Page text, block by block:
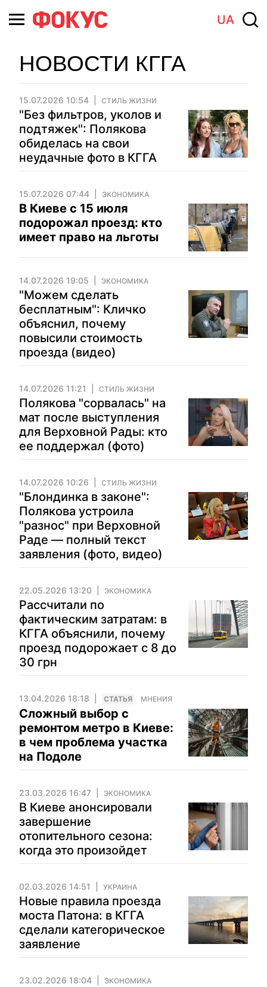
UA
НОВОСТИ КГГА
15.07.2026 10:54 СТИЛЬ ЖИЗНИ
"Без фильтров, уколов и
подтяжек": Полякова
обиделась на свои
неудачные фото в КГГА
15.07.2026 07:44 ЭКОНОМИКА
В Киеве с 15 июля
подорожал проезд: кто
имеет право на льготы
14.07.2026 19:05 ЭКОНОМИКА
"Можем сделать
бесплатным": Кличко
объяснил, почему
повысили стоимость
проезда (видео)
14.07.2026 11:21 СТИЛЬ ЖИЗНИ
Полякова "сорвалась" на
мат после выступления
для Верховной Рады: кто
ее поддержал (фото)
14.07.2026 10:26 СТИЛЬ ЖИЗНИ
"Блондинка в законе":
Полякова устроила
"разнос" при Верховной
Раде — полный текст
заявления (фото, видео)
22.05.2026 13:20 ЭКОНОМИКА
Рассчитали по
фактическим затратам: в
КГГА объяснили, почему
проезд подорожает с 8 до
30 грн
13.04.2026 18:18 CТАТЬЯ МНЕНИЯ
Сложный выбор с
ремонтом метро в Киеве:
в чем проблема участка
на Подоле
23.03.2026 16:47 ЭКОНОМИКА
В Киеве анонсировали
завершение
отопительного сезона:
когда это произойдет
02.03.2026 14:51 УКРАИНА
Новые правила проезда
моста Патона: в КГГА
сделали категорическое
заявление
23.02.2026 18:04 ЭКОНОМИКА